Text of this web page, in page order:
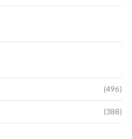
(496)
(388)